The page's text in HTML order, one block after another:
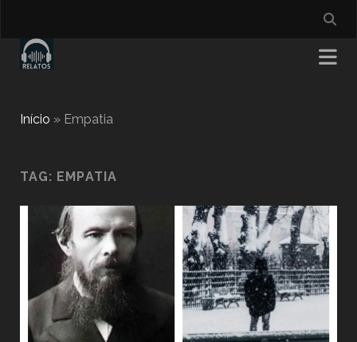
Início » Empatia
TAG: EMPATIA